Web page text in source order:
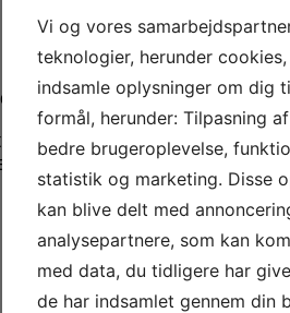
kværn.
skåret fra ét stykke træ.
af hvilke træer der har været
Vi og vores
teknologier, herunder
indsamle oplysninger om dig
formål, herunder: Tilpasning
bedre brugeroplevelse,
statistik og marketing. Disse
kan blive delt med
analysepartnere, som kan
med data, du tidligere har
de har indsamlet gennem din